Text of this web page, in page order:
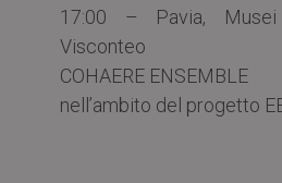
17:00 – Pavia,
Visconteo
COHAERE ENSEMBLE
nell’ambito del progetto